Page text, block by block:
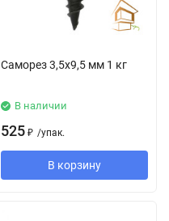
Саморез 3,5х9,5 мм 1 кг
В наличии
525 ₽ /упак.
В корзину